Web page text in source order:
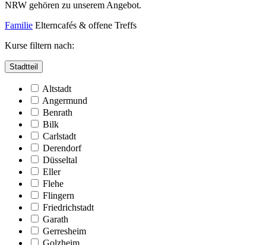
NRW gehören zu unserem Angebot.
Familie Elterncafés & offene Treffs
Kurse filtern nach:
Stadtteil
Altstadt
Angermund
Benrath
Bilk
Carlstadt
Derendorf
Düsseltal
Eller
Flehe
Flingern
Friedrichstadt
Garath
Gerresheim
Golzheim